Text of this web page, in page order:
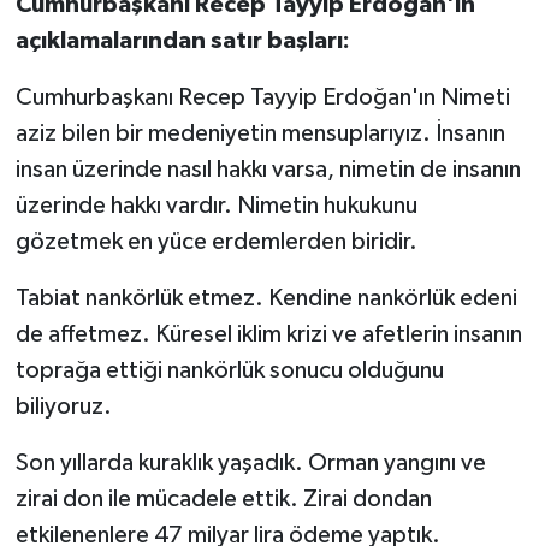
Cumhurbaşkanı Recep Tayyip Erdoğan'ın
açıklamalarından satır başları:
Cumhurbaşkanı Recep Tayyip Erdoğan'ın Nimeti
aziz bilen bir medeniyetin mensuplarıyız. İnsanın
insan üzerinde nasıl hakkı varsa, nimetin de insanın
üzerinde hakkı vardır. Nimetin hukukunu
gözetmek en yüce erdemlerden biridir.
Tabiat nankörlük etmez. Kendine nankörlük edeni
de affetmez. Küresel iklim krizi ve afetlerin insanın
toprağa ettiği nankörlük sonucu olduğunu
biliyoruz.
Son yıllarda kuraklık yaşadık. Orman yangını ve
zirai don ile mücadele ettik. Zirai dondan
etkilenenlere 47 milyar lira ödeme yaptık.
OTOMOTİV
TEKNOLOJİ
YAŞAM